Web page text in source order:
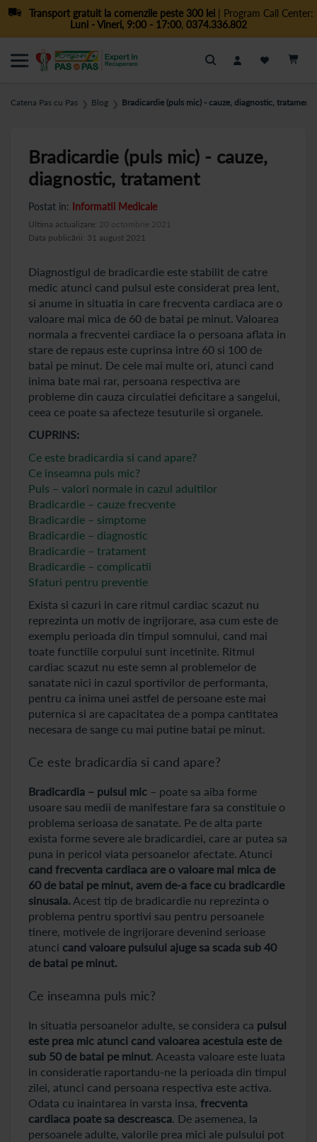
Transport gratuit la comenzile peste 300 lei| Program Call Center:
Luni - Vineri, 9:00 - 17:00, 0374.336.802
Cautare
Catena Pas cu Pas ❯ Blog ❯ Bradicardie (puls mic) - cauze, diagnostic, tratament
Bradicardie (puls mic) - cauze,
diagnostic, tratament
Postat in: Informatii Medicale
Data publicării: 31 august 2021
Ultima actualizare: 20 octombrie 2021
Diagnostigul de bradicardie este stabilit de catre
medic atunci cand pulsul este considerat prea lent,
si anume in situatia in care frecventa cardiaca are o
valoare mai mica de 60 de batai pe minut. Valoarea
normala a frecventei cardiace la o persoana aflata in
stare de repaus este cuprinsa intre 60 si 100 de
batai pe minut. De cele mai multe ori, atunci cand
inima bate mai rar, persoana respectiva are
probleme din cauza circulatiei deficitare a sangelui,
ceea ce poate sa afecteze tesuturile si organele.
CUPRINS:
Ce este bradicardia si cand apare?
Ce inseamna puls mic?
Puls – valori normale in cazul adultilor
Bradicardie – cauze frecvente
Bradicardie – simptome
Bradicardie – diagnostic
Bradicardie – tratament
Bradicardie – complicatii
Sfaturi pentru preventie
Exista si cazuri in care ritmul cardiac scazut nu
reprezinta un motiv de ingrijorare, asa cum este de
exemplu perioada din timpul somnului, cand mai
toate functiile corpului sunt incetinite. Ritmul
cardiac scazut nu este semn al problemelor de
sanatate nici in cazul sportivilor de performanta,
pentru ca inima unei astfel de persoane este mai
puternica si are capacitatea de a pompa cantitatea
necesara de sange cu mai putine batai pe minut.
Ce este bradicardia si cand apare?
Bradicardia – pulsul mic – poate sa aiba forme
usoare sau medii de manifestare fara sa constituie o
problema serioasa de sanatate. Pe de alta parte
exista forme severe ale bradicardiei, care ar putea sa
puna in pericol viata persoanelor afectate. Atunci
cand frecventa cardiaca are o valoare mai mica de
60 de batai pe minut, avem de-a face cu bradicardie
sinusala. Acest tip de bradicardie nu reprezinta o
problema pentru sportivi sau pentru persoanele
tinere, motivele de ingrijorare devenind serioase
atunci cand valoare pulsului ajuge sa scada sub 40
de batai pe minut.
Ce inseamna puls mic?
In situatia persoanelor adulte, se considera ca pulsul
este prea mic atunci cand valoarea acestuia este de
sub 50 de batai pe minut. Aceasta valoare este luata
in consideratie raportandu-ne la perioada din timpul
zilei, atunci cand persoana respectiva este activa.
Odata cu inaintarea in varsta insa, frecventa
cardiaca poate sa descreasca. De asemenea, la
persoanele adulte, valorile prea mici ale pulsului pot